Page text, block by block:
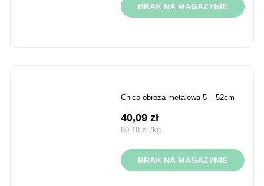
BRAK NA MAGAZYNIE
chico obroża metalowa 5 – 52cm
40,09zł
80,18zł /kg
BRAK NA MAGAZYNIE